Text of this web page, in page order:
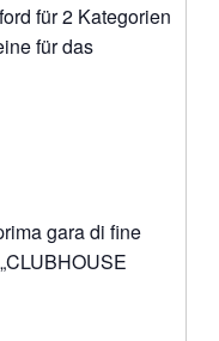
für 2 Kategorien
für das
gara di fine